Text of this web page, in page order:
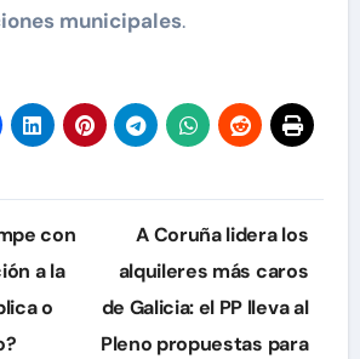
municipales.
con
a la
o
A Coruña lidera los
alquileres más caros
de Galicia: el PP lleva al
Pleno propuestas para